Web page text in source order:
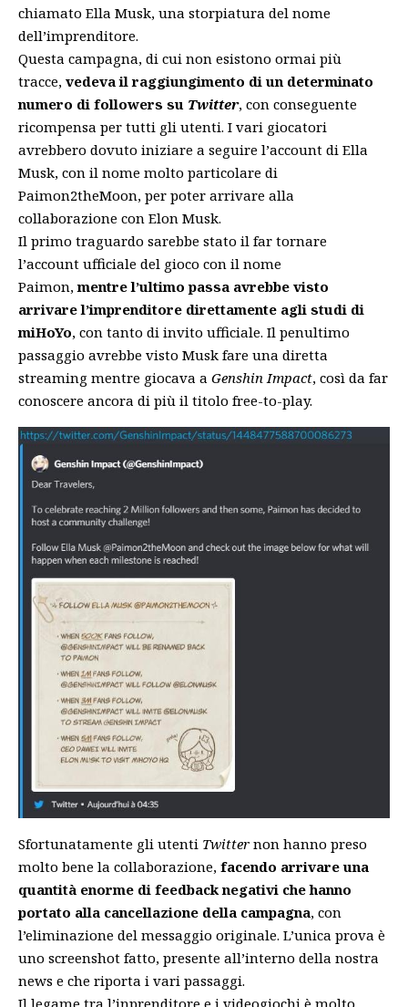
chiamato Ella Musk, una storpiatura del nome
dell’imprenditore.
Questa campagna, di cui non esistono ormai più
tracce, vedeva il raggiungimento di un determinato
numero di followers su Twitter, con conseguente
ricompensa per tutti gli utenti. I vari giocatori
avrebbero dovuto iniziare a seguire l’account di Ella
Musk, con il nome molto particolare di
Paimon2theMoon, per poter arrivare alla
collaborazione con Elon Musk.
Il primo traguardo sarebbe stato il far tornare
l’account ufficiale del gioco con il nome
Paimon,mentre l’ultimo passa avrebbe visto
arrivare l’imprenditore direttamente agli studi di
miHoYo, con tanto di invito ufficiale. Il penultimo
passaggio avrebbe visto Musk fare una diretta
streaming mentre giocava a Genshin Impact, così da far
conoscere ancora di più il titolo free-to-play.
Sfortunatamente gli utenti Twitter non hanno preso
molto bene la collaborazione, facendo arrivare una
quantità enorme di feedback negativi che hanno
portato alla cancellazione della campagna, con
l’eliminazione del messaggio originale. L’unica prova è
uno screenshot fatto, presente all’interno della nostra
news e che riporta i vari passaggi.